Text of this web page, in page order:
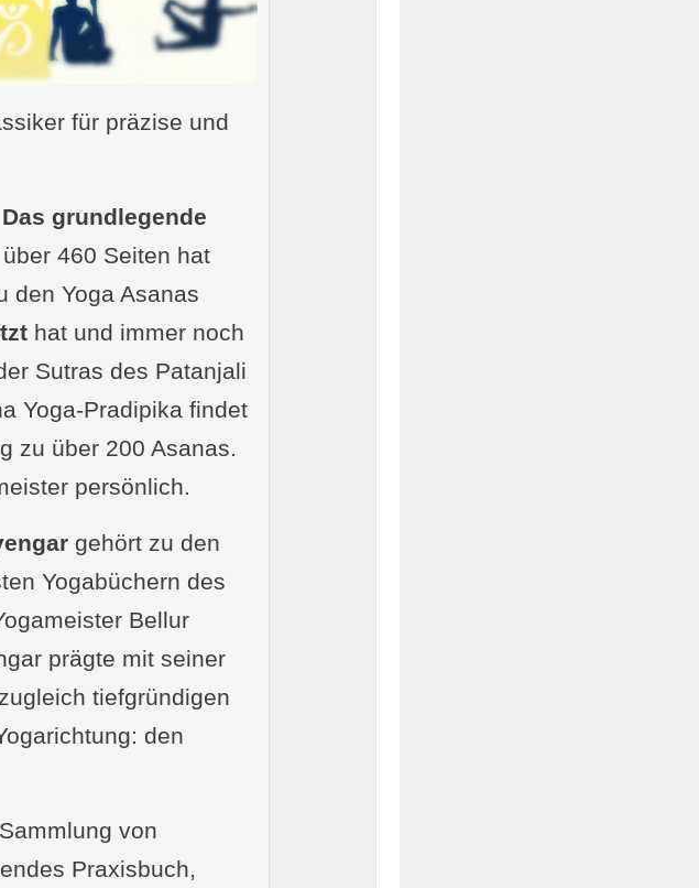
für präzise und
Das grundlegende
über 460 Seiten hat
den Yoga Asanas
hat und immer noch
Sutras des Patanjali
Yoga-Pradipika findet
zu über 200 Asanas.
persönlich.
gehört zu den
Yogabüchern des
Bellur
prägte mit seiner
tiefgründigen
den
von
Praxisbuch,